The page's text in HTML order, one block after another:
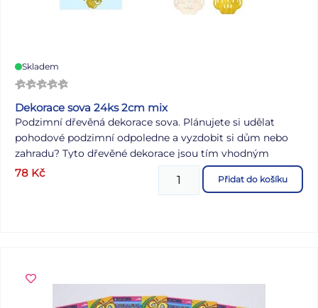
Skladem
Dekorace sova 24ks 2cm mix
Podzimní dřevěná dekorace sova. Plánujete si udělat
pohodové podzimní odpoledne a vyzdobit si dům nebo
zahradu? Tyto dřevěné dekorace jsou tím vhodným
kreativním doplňkem, které ozdobí každý kout Vaší
místnosti! Dekoraci lze použít k aranžování věnců a
78 Kč Přidat do košíku